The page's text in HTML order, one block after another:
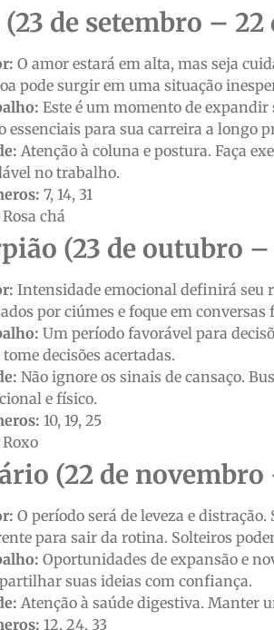
de setembro –
O amor estará em alta, mas seja
pode surgir em uma situação
Este é um momento de
essenciais para sua carreira a longo
Atenção à coluna e postura. Faça
no trabalho.
7, 14, 31
Rosa chá
(23 de outubro
Intensidade emocional definirá seu
​​por ciúmes e foque em
Um período favorável para
tome decisões acertadas.
Não ignore os sinais de cansaço.
e físico.
10, 19, 25
Roxo
(22 de novembro
O período será de leveza e
para sair da rotina. Solteiros
Oportunidades de expansão e
suas ideias com confiança.
Atenção à saúde digestiva. Manter
12, 24, 33